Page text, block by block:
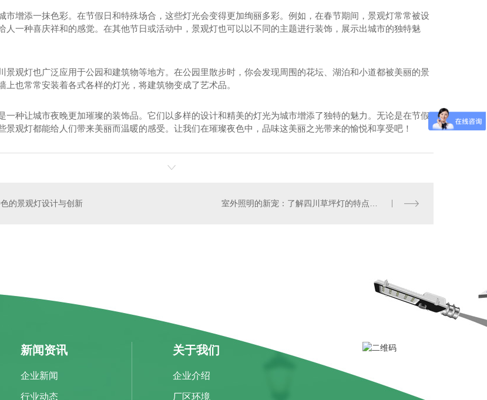
四川洗墙灯 四川庭院灯
市增添一抹色彩。在节假日和特殊场合，这些灯光会变得更加绚丽多彩。例如，在春节期间，景观灯常常被设
人一种喜庆祥和的感觉。在其他节日或活动中，景观灯也可以以不同的主题进行装饰，展示出城市的独特魅
景观灯也广泛应用于公园和建筑物等地方。在公园里散步时，你会发现周围的花坛、湖泊和小道都被美丽的景
上也常常安装着各式各样的灯光，将建筑物变成了艺术品。
一种让城市夜晚更加璀璨的装饰品。它们以多样的设计和精美的灯光为城市增添了独特的魅力。无论是在节假
景观灯都能给人们带来美丽而温暖的感受。让我们在璀璨夜色中，品味这美丽之光带来的愉悦和享受吧！
的景观灯设计与创新 室外照明的新宠：了解四川草坪灯的特点与发展趋势
新闻资讯
企业新闻
行业动态
关于我们
企业介绍
厂区环境